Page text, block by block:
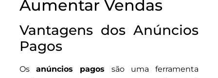
Aumentar Vendas
Vantagens dos Anúncios
Pagos
Osanúncios pagos são uma ferramenta